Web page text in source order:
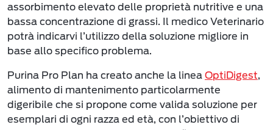
assorbimento elevato delle proprietà nutritive e una
bassa concentrazione di grassi. Il medico Veterinario
potrà indicarvi l’utilizzo della soluzione migliore in
base allo specifico problema.
Purina Pro Plan ha creato anche la linea OptiDigest,
alimento di mantenimento particolarmente
digeribile che si propone come valida soluzione per
esemplari di ogni razza ed età, con l’obiettivo di